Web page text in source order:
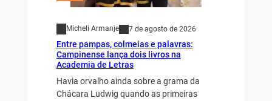
Micheli Armanje 7 de agosto de 2026
Entre pampas, colmeias e palavras:
Campinense lança dois livros na
Academia de Letras
Havia orvalho ainda sobre a grama da
Chácara Ludwig quando as primeiras